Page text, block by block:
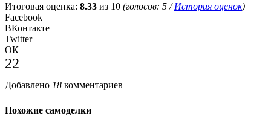
Итоговая оценка: 8.33 из 10 (голосов: 5 /История оценок)
Facebook
ВКонтакте
Twitter
ОК
22
Добавлено 18 комментариев
Похожие самоделки